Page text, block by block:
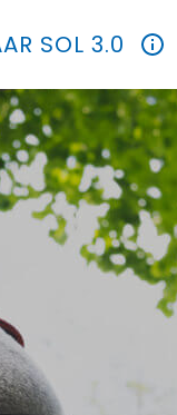
SOL 3.0